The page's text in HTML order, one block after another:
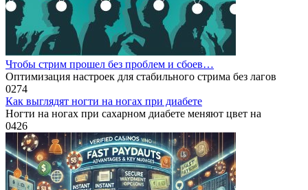
Чтобы стрим прошел без проблем и сбоев…
Оптимизация настроек для стабильного стрима без лагов
0274
Как выглядят ногти на ногах при диабете
Ногти на ногах при сахарном диабете меняют цвет на
0426